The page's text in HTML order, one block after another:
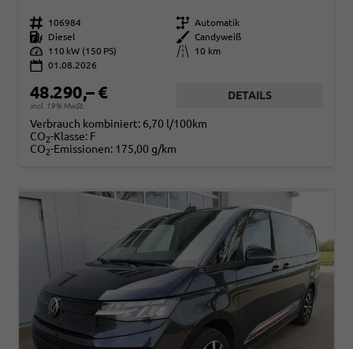
Fahrzeugnr. 106984 Getriebe Automatik
Kraftstoff
Diesel Außenfarbe
Candyweiß
Leistung
110 kW (150 PS) Kilometerstand
10 km
01.08.2026
48.290,– €
incl. 19% MwSt.
DETAILS
Verbrauch kombiniert: 6,70 l/100km
CO2-Klasse: F
CO2-Emissionen: 175,00 g/km